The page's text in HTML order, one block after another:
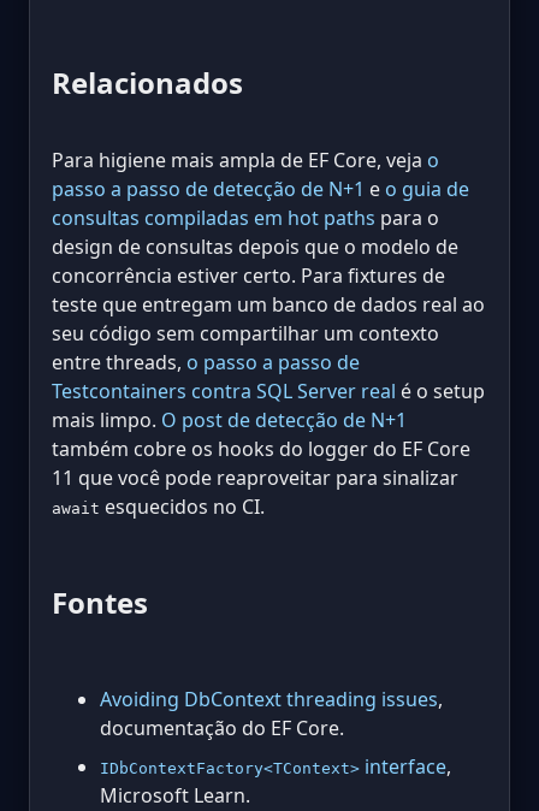
Relacionados
Para higiene mais ampla de EF Core, veja o
passo a passo de detecção de N+1 e o guia de
consultas compiladas em hot paths para o
design de consultas depois que o modelo de
concorrência estiver certo. Para fixtures de
teste que entregam um banco de dados real ao
seu código sem compartilhar um contexto
entre threads, o passo a passo de
Testcontainers contra SQL Server real é o setup
mais limpo. O post de detecção de N+1
também cobre os hooks do logger do EF Core
11 que você pode reaproveitar para sinalizar
await esquecidos no CI.
Fontes
Avoiding DbContext threading issues,
documentação do EF Core.
IDbContextFactory<TContext> interface,
Microsoft Learn.